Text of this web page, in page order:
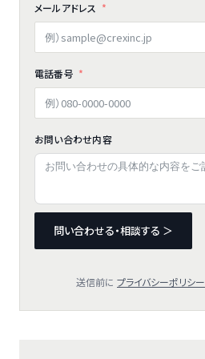
メールアドレス
電話番号
お問い合わせ内容
問い合わせる・相談する ＞
送信前に プライバシーポリシー